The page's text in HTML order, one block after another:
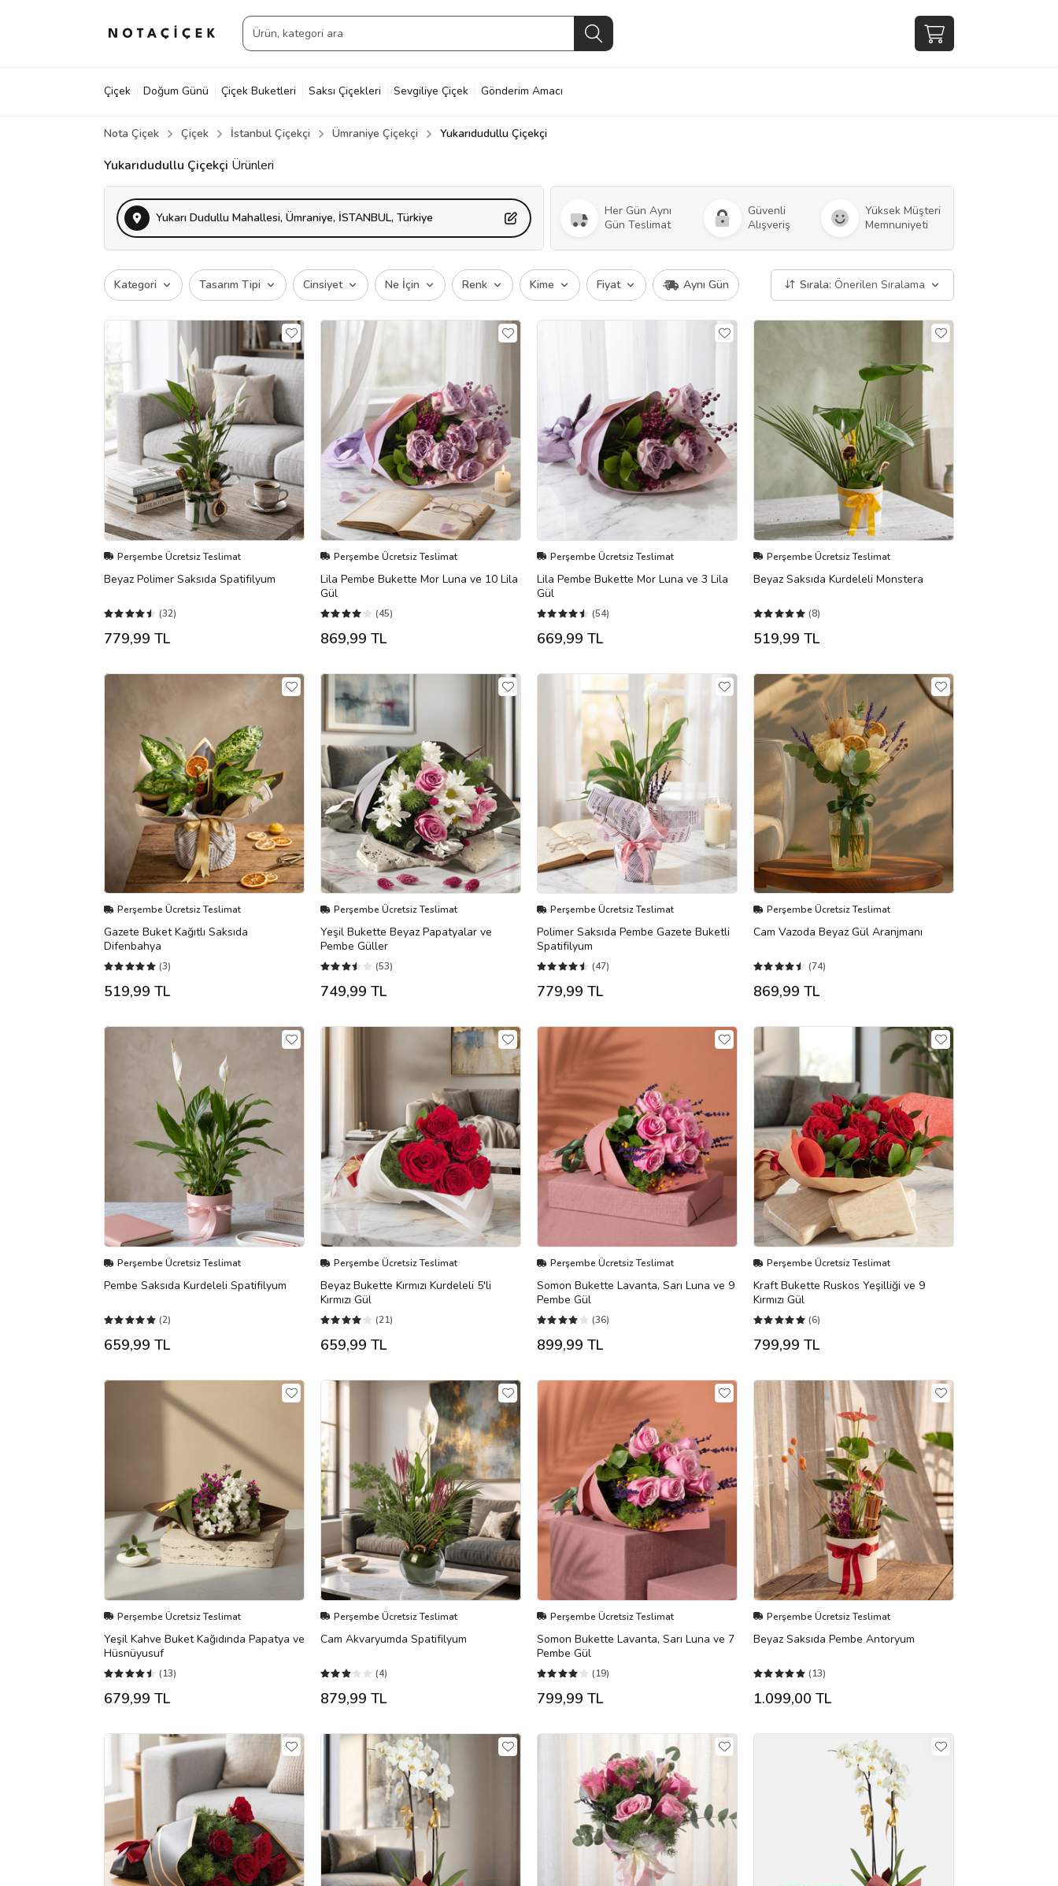
Çiçek Doğum Günü Çiçek Buketleri Saksı Çiçekleri Sevgiliye Çiçek Gönderim Amacı
Nota Çiçek Çiçek İstanbul Çiçekçi Ümraniye Çiçekçi Yukarıdudullu Çiçekçi
Yukarıdudullu Çiçekçi Ürünleri
Yukarı Dudullu Mahallesi, Ümraniye, İSTANBUL, Türkiye
Her Gün Aynı
Gün Teslimat
Güvenli
Alışveriş
Yüksek Müşteri
Memnuniyeti
Kategori Tasarım Tipi Cinsiyet Ne İçin Renk Kime Fiyat Aynı Gün Sırala: Önerilen Sıralama
Perşembe Ücretsiz Teslimat
Beyaz Polimer Saksıda Spatifilyum
(32)
779,99 TL
Perşembe Ücretsiz Teslimat
Lila Pembe Bukette Mor Luna ve 10 Lila
Gül
(45)
869,99 TL
Perşembe Ücretsiz Teslimat
Lila Pembe Bukette Mor Luna ve 3 Lila
Gül
(54)
669,99 TL
Perşembe Ücretsiz Teslimat
Beyaz Saksıda Kurdeleli Monstera
(8)
519,99 TL
Perşembe Ücretsiz Teslimat
Gazete Buket Kağıtlı Saksıda
Difenbahya
(3)
519,99 TL
Perşembe Ücretsiz Teslimat
Yeşil Bukette Beyaz Papatyalar ve
Pembe Güller
(53)
749,99 TL
Perşembe Ücretsiz Teslimat
Polimer Saksıda Pembe Gazete Buketli
Spatifilyum
(47)
779,99 TL
Perşembe Ücretsiz Teslimat
Cam Vazoda Beyaz Gül Aranjmanı
(74)
869,99 TL
Perşembe Ücretsiz Teslimat
Pembe Saksıda Kurdeleli Spatifilyum
(2)
659,99 TL
Perşembe Ücretsiz Teslimat
Beyaz Bukette Kırmızı Kurdeleli 5'li
Kırmızı Gül
(21)
659,99 TL
Perşembe Ücretsiz Teslimat
Somon Bukette Lavanta, Sarı Luna ve 9
Pembe Gül
(36)
899,99 TL
Perşembe Ücretsiz Teslimat
Kraft Bukette Ruskos Yeşilliği ve 9
Kırmızı Gül
(6)
799,99 TL
Perşembe Ücretsiz Teslimat
Yeşil Kahve Buket Kağıdında Papatya ve
Hüsnüyusuf
(13)
679,99 TL
Perşembe Ücretsiz Teslimat
Cam Akvaryumda Spatifilyum
(4)
879,99 TL
Perşembe Ücretsiz Teslimat
Somon Bukette Lavanta, Sarı Luna ve 7
Pembe Gül
(19)
799,99 TL
Perşembe Ücretsiz Teslimat
Beyaz Saksıda Pembe Antoryum
(13)
1.099,00 TL